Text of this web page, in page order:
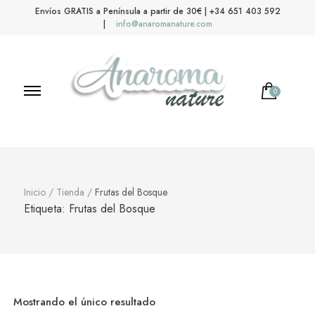
Envíos GRATIS a Península a partir de 30€ | +34 651 403 592
|
info@anaromanature.com
0
Inicio / Tienda / Frutas del Bosque
Etiqueta: Frutas del Bosque
Mostrando el único resultado